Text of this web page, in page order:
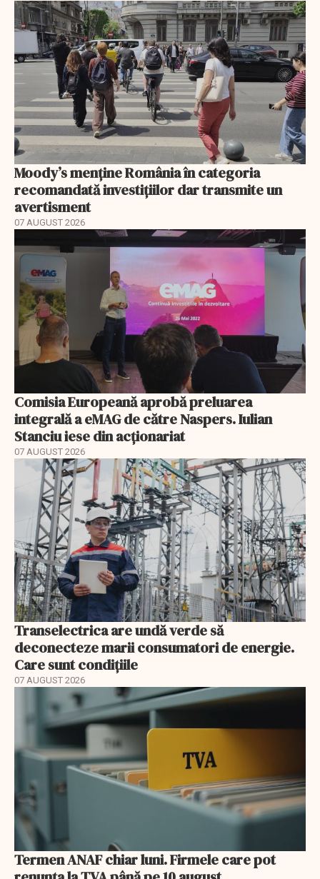
Moody’s menține România în categoria
recomandată investițiilor dar transmite un
avertisment
07 AUGUST 2026
Comisia Europeană aprobă preluarea
integrală a eMAG de către Naspers. Iulian
Stanciu iese din acționariat
07 AUGUST 2026
Transelectrica are undă verde să
deconecteze marii consumatori de energie.
Care sunt condițiile
07 AUGUST 2026
Termen ANAF chiar luni. Firmele care pot